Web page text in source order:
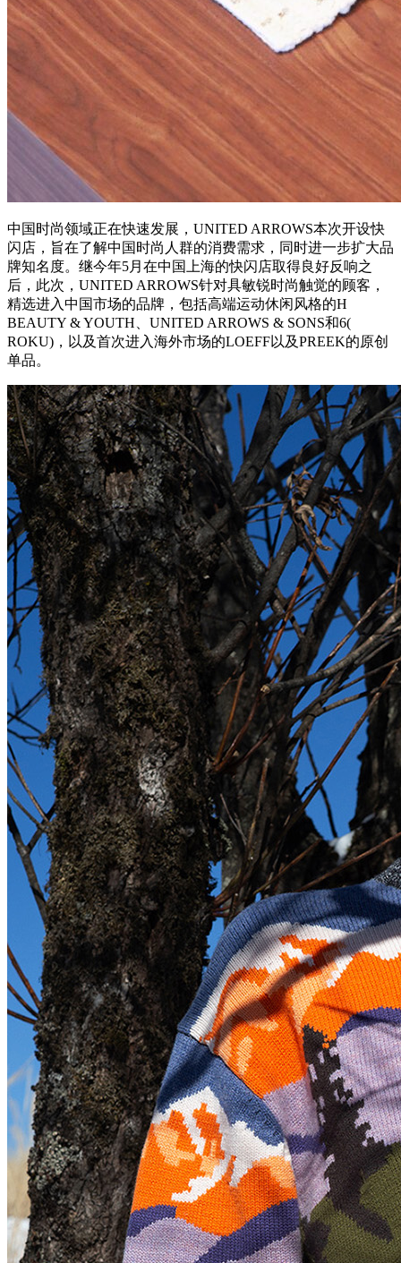
中国时尚领域正在快速发展，UNITED ARROWS本次开设快
闪店，旨在了解中国时尚人群的消费需求，同时进一步扩大品
牌知名度。继今年5月在中国上海的快闪店取得良好反响之
后，此次，UNITED ARROWS针对具敏锐时尚触觉的顾客，
精选进入中国市场的品牌，包括高端运动休闲风格的H
BEAUTY & YOUTH 、UNITED ARROWS & SONS和6(
ROKU)，以及首次进入海外市场的LOEFF以及PREEK的原创
单品。